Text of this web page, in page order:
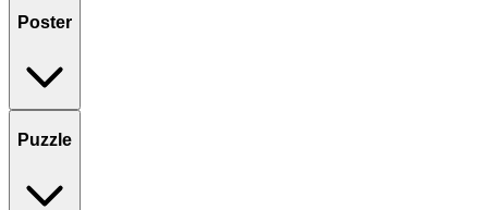
Poster
Puzzle